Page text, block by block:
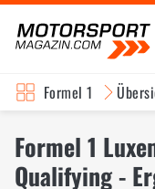
Formel 1
Formel 1
Qualifying -